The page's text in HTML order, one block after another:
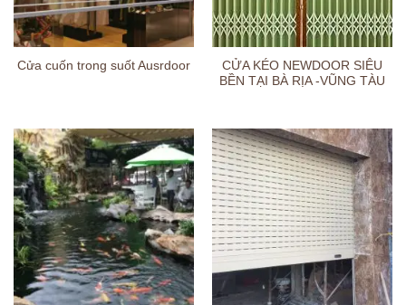
Cửa cuốn trong suốt Ausrdoor
CỬA KÉO NEWDOOR SIÊU
BỀN TẠI BÀ RỊA -VŨNG TÀU